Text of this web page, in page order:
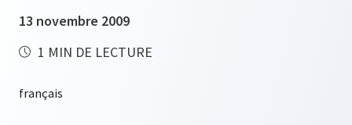
13 novembre 2009
1 MIN DE LECTURE